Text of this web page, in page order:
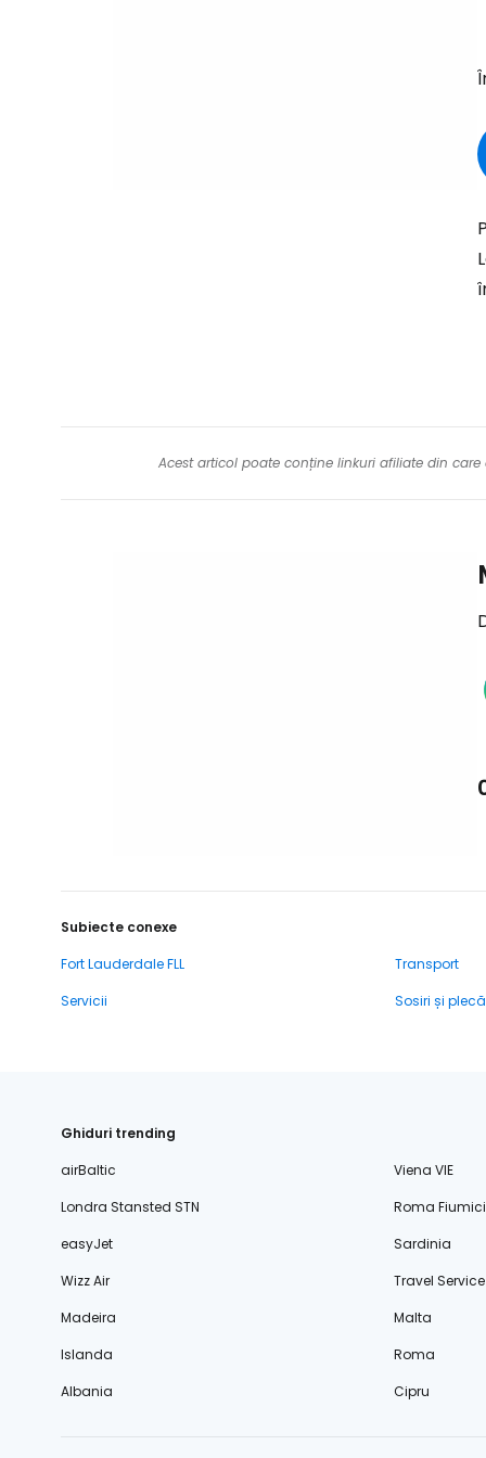
Acest articol poate conține linkuri afiliate din
Subiecte conexe
Fort Lauderdale FLL
Transport
Servicii
Sosiri și
Ghiduri trending
airBaltic
Viena VIE
Londra Stansted STN
Roma
easyJet
Sardinia
Wizz Air
Travel Service
Madeira
Malta
Islanda
Roma
Albania
Cipru